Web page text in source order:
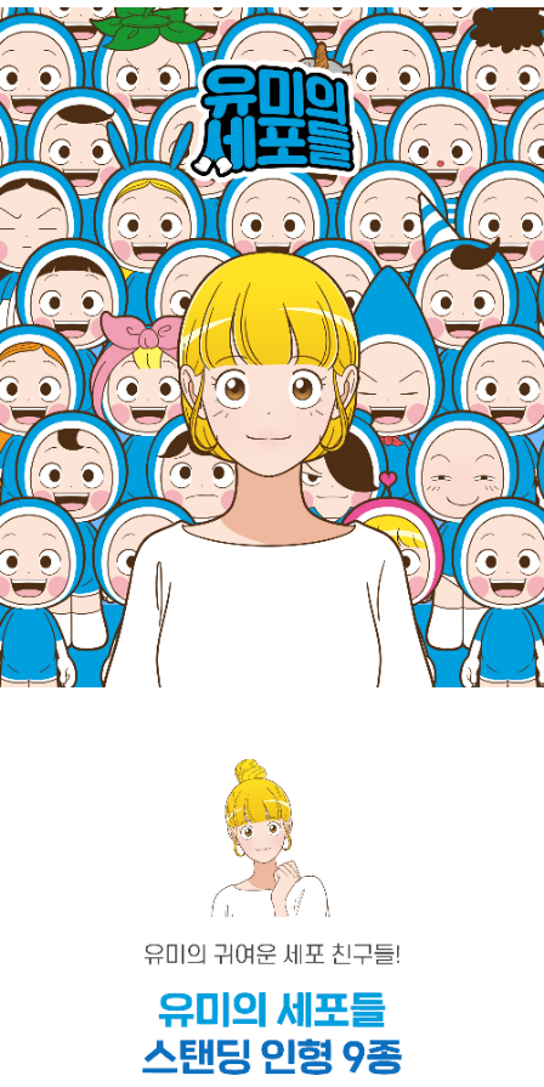
페이코 ID로
PAYCO 바로